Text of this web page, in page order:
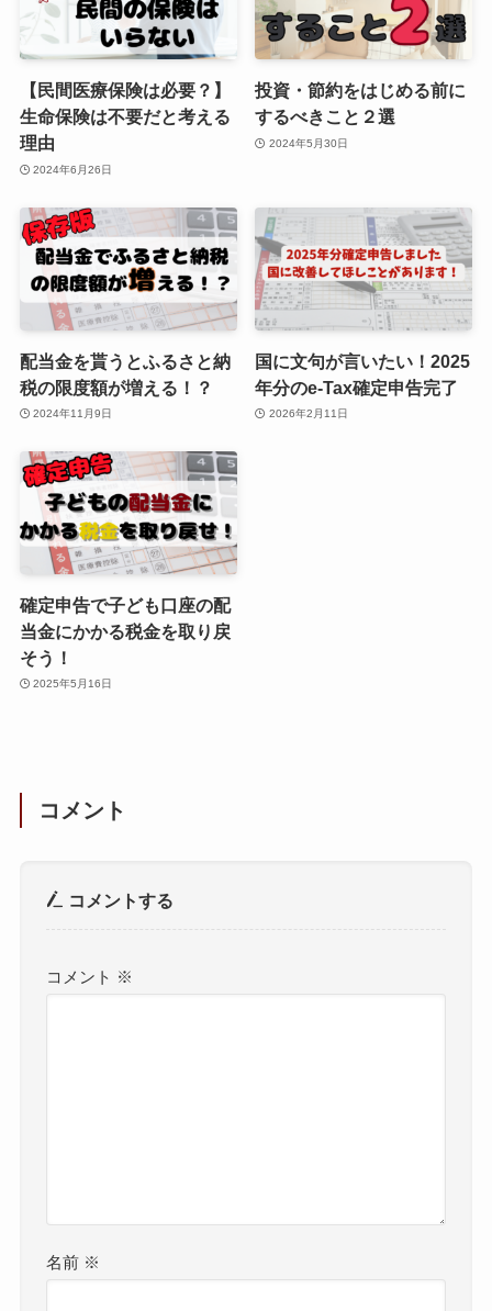
【民間医療保険は必要？】
生命保険は不要だと考える
理由
2024年6月26日
投資・節約をはじめる前に
するべきこと２選
2024年5月30日
配当金を貰うとふるさと納
税の限度額が増える！？
2024年11月9日
国に文句が言いたい！2025
年分のe-Tax確定申告完了
2026年2月11日
確定申告で子ども口座の配
当金にかかる税金を取り戻
そう！
2025年5月16日
コメント
コメントする
コメント ※
名前 ※